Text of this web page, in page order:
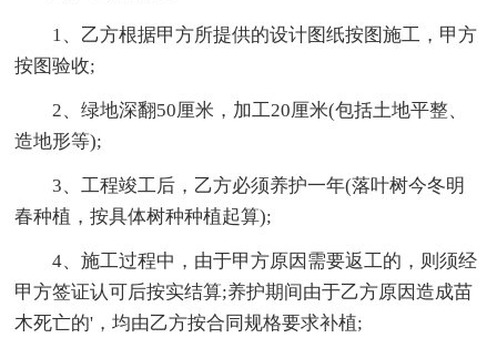
1、乙方根据甲方所提供的设计图纸按图施工，甲方
按图验收;
2、绿地深翻50厘米，加工20厘米(包括土地平整、
造地形等);
3、工程竣工后，乙方必须养护一年(落叶树今冬明
春种植，按具体树种种植起算);
4、施工过程中，由于甲方原因需要返工的，则须经
甲方签证认可后按实结算;养护期间由于乙方原因造成苗
木死亡的'，均由乙方按合同规格要求补植;